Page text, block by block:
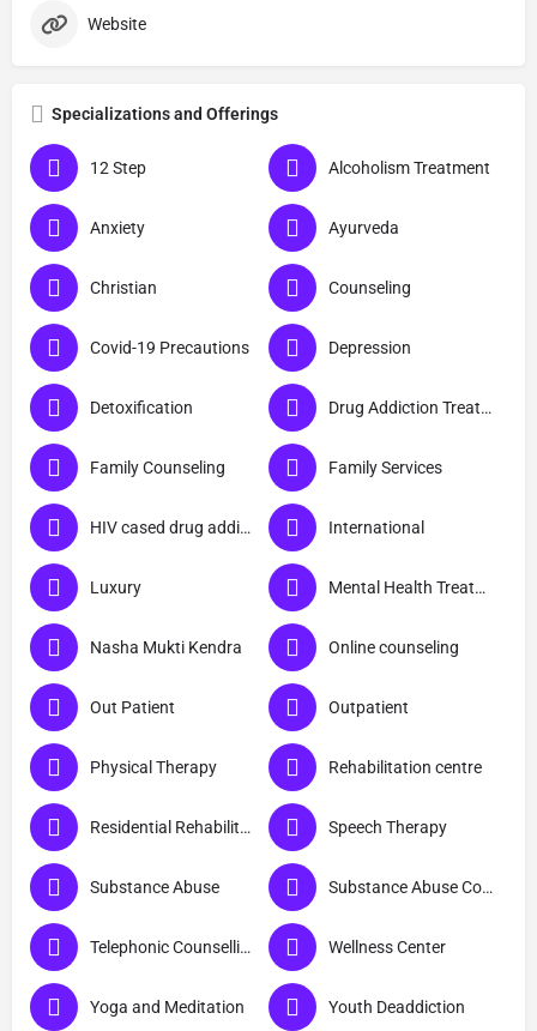
Website
Specializations and Offerings
12 Step Alcoholism Treatment
Anxiety Ayurveda
Christian Counseling
Covid-19 Precautions Depression
Detoxification Drug Addiction Treatment
Family Counseling Family Services
HIV cased drug addicts International
Luxury Mental Health Treatment
Nasha Mukti Kendra Online counseling
Out Patient Outpatient
Physical Therapy Rehabilitation centre
Residential Rehabilitation Speech Therapy
Substance Abuse Substance Abuse Counselling
Telephonic Counselling Wellness Center
Yoga and Meditation Youth Deaddiction